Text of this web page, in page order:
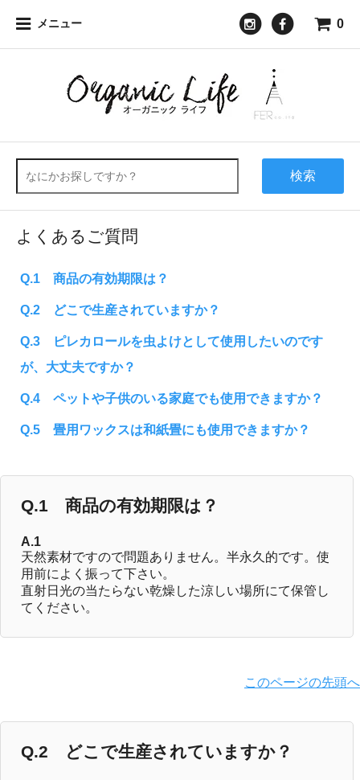
メニュー 0
検索
よくあるご質問
Q.1 商品の有効期限は？
Q.2 どこで生産されていますか？
Q.3 ピレカロールを虫よけとして使用したいのです
が、大丈夫ですか？
Q.4 ペットや子供のいる家庭でも使用できますか？
Q.5 畳用ワックスは和紙畳にも使用できますか？
Q.1 商品の有効期限は？
A.1
天然素材ですので問題ありません。半永久的です。使
用前によく振って下さい。
直射日光の当たらない乾燥した涼しい場所にて保管し
てください。
このページの先頭へ
Q.2 どこで生産されていますか？